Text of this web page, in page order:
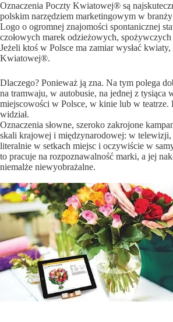
Oznaczenia Poczty Kwiatowej® są
polskim narzędziem marketingowym w
Logo o ogromnej znajomości spontanicznej
czołowych marek odzieżowych,
Jeżeli ktoś w Polsce ma zamiar wysłać kwiaty,
Kwiatowej®.
Dlaczego? Ponieważ ją zna. Na tym polega
na tramwaju, w autobusie, na jednej z tysiąca
miejscowości w Polsce, w kinie lub w teatrze.
widział.
Oznaczenia słowne, szeroko zakrojone
skali krajowej i międzynarodowej: w telewizji,
literalnie w setkach miejsc i oczywiście w
to pracuje na rozpoznawalność marki, a jej
niemalże niewyobrażalne.